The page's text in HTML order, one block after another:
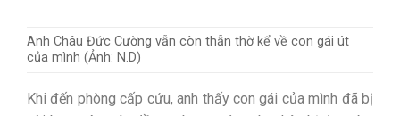
Anh Châu Đức Cường vẫn còn thẫn thờ kể về con gái út
của mình (Ảnh: N.D)
Khi đến phòng cấp cứu, anh thấy con gái của mình đã bị